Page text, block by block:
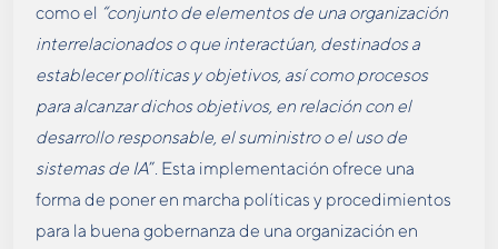
como el “conjunto de elementos de una organización
interrelacionados o que interactúan, destinados a
establecer políticas y objetivos, así como procesos
para alcanzar dichos objetivos, en relación con el
desarrollo responsable, el suministro o el uso de
sistemas de IA”. Esta implementación ofrece una
forma de poner en marcha políticas y procedimientos
para la buena gobernanza de una organización en